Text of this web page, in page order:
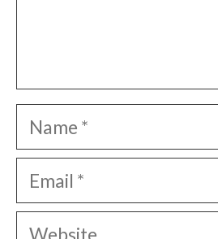
Name
Email
Website